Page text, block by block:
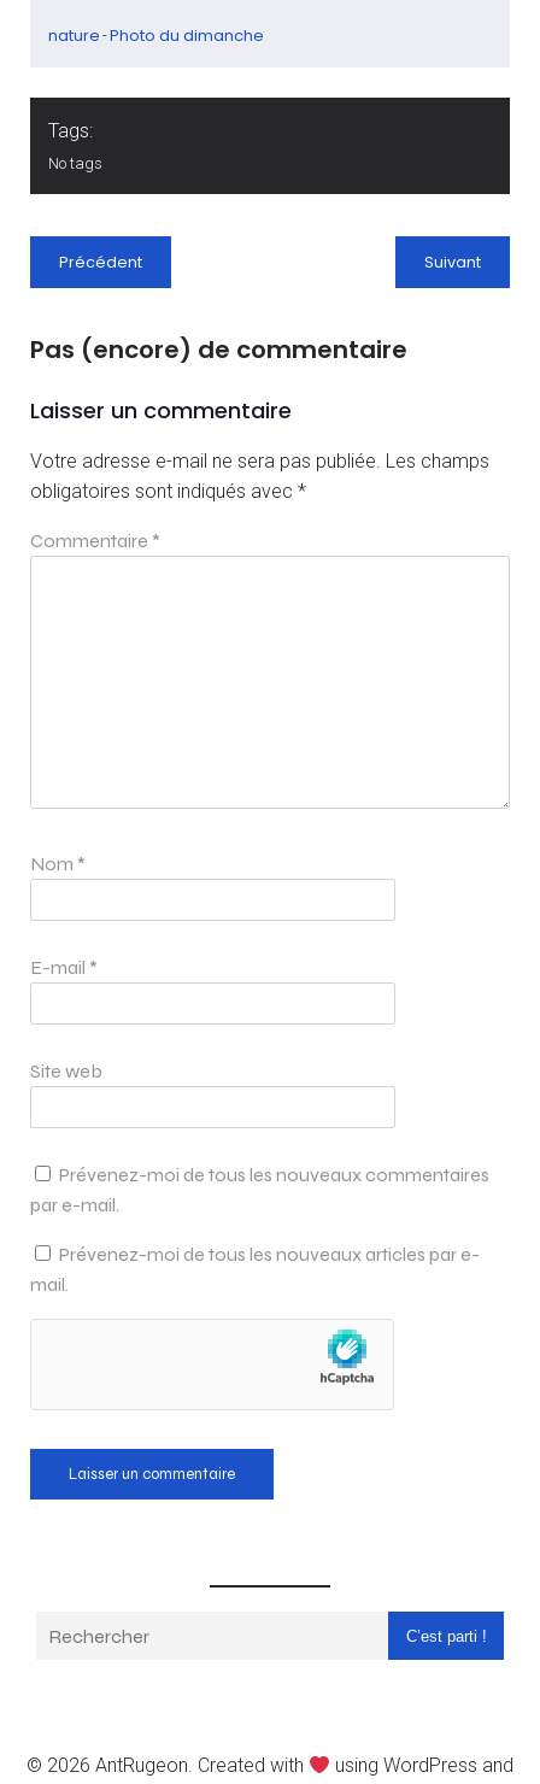
nature -Photo du dimanche
Tags:
No tags
Précédent Suivant
Pas (encore) de commentaire
Laisser un commentaire
Votre adresse e-mail ne sera pas publiée. Les champs
obligatoires sont indiqués avec *
Commentaire *
Nom *
E-mail *
Site web
Prévenez-moi de tous les nouveaux commentaires
par e-mail.
Prévenez-moi de tous les nouveaux articles par e-
mail.
C’est parti !
© 2026 AntRugeon. Created with using WordPress and